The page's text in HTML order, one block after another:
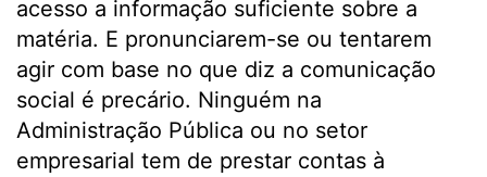
acesso a informação suficiente sobre a
matéria. E pronunciarem-se ou tentarem
agir com base no que diz a comunicação
social é precário. Ninguém na
Administração Pública ou no setor
empresarial tem de prestar contas à